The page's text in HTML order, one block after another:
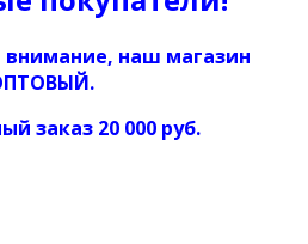
наш магазин
заказ 20 000 руб.